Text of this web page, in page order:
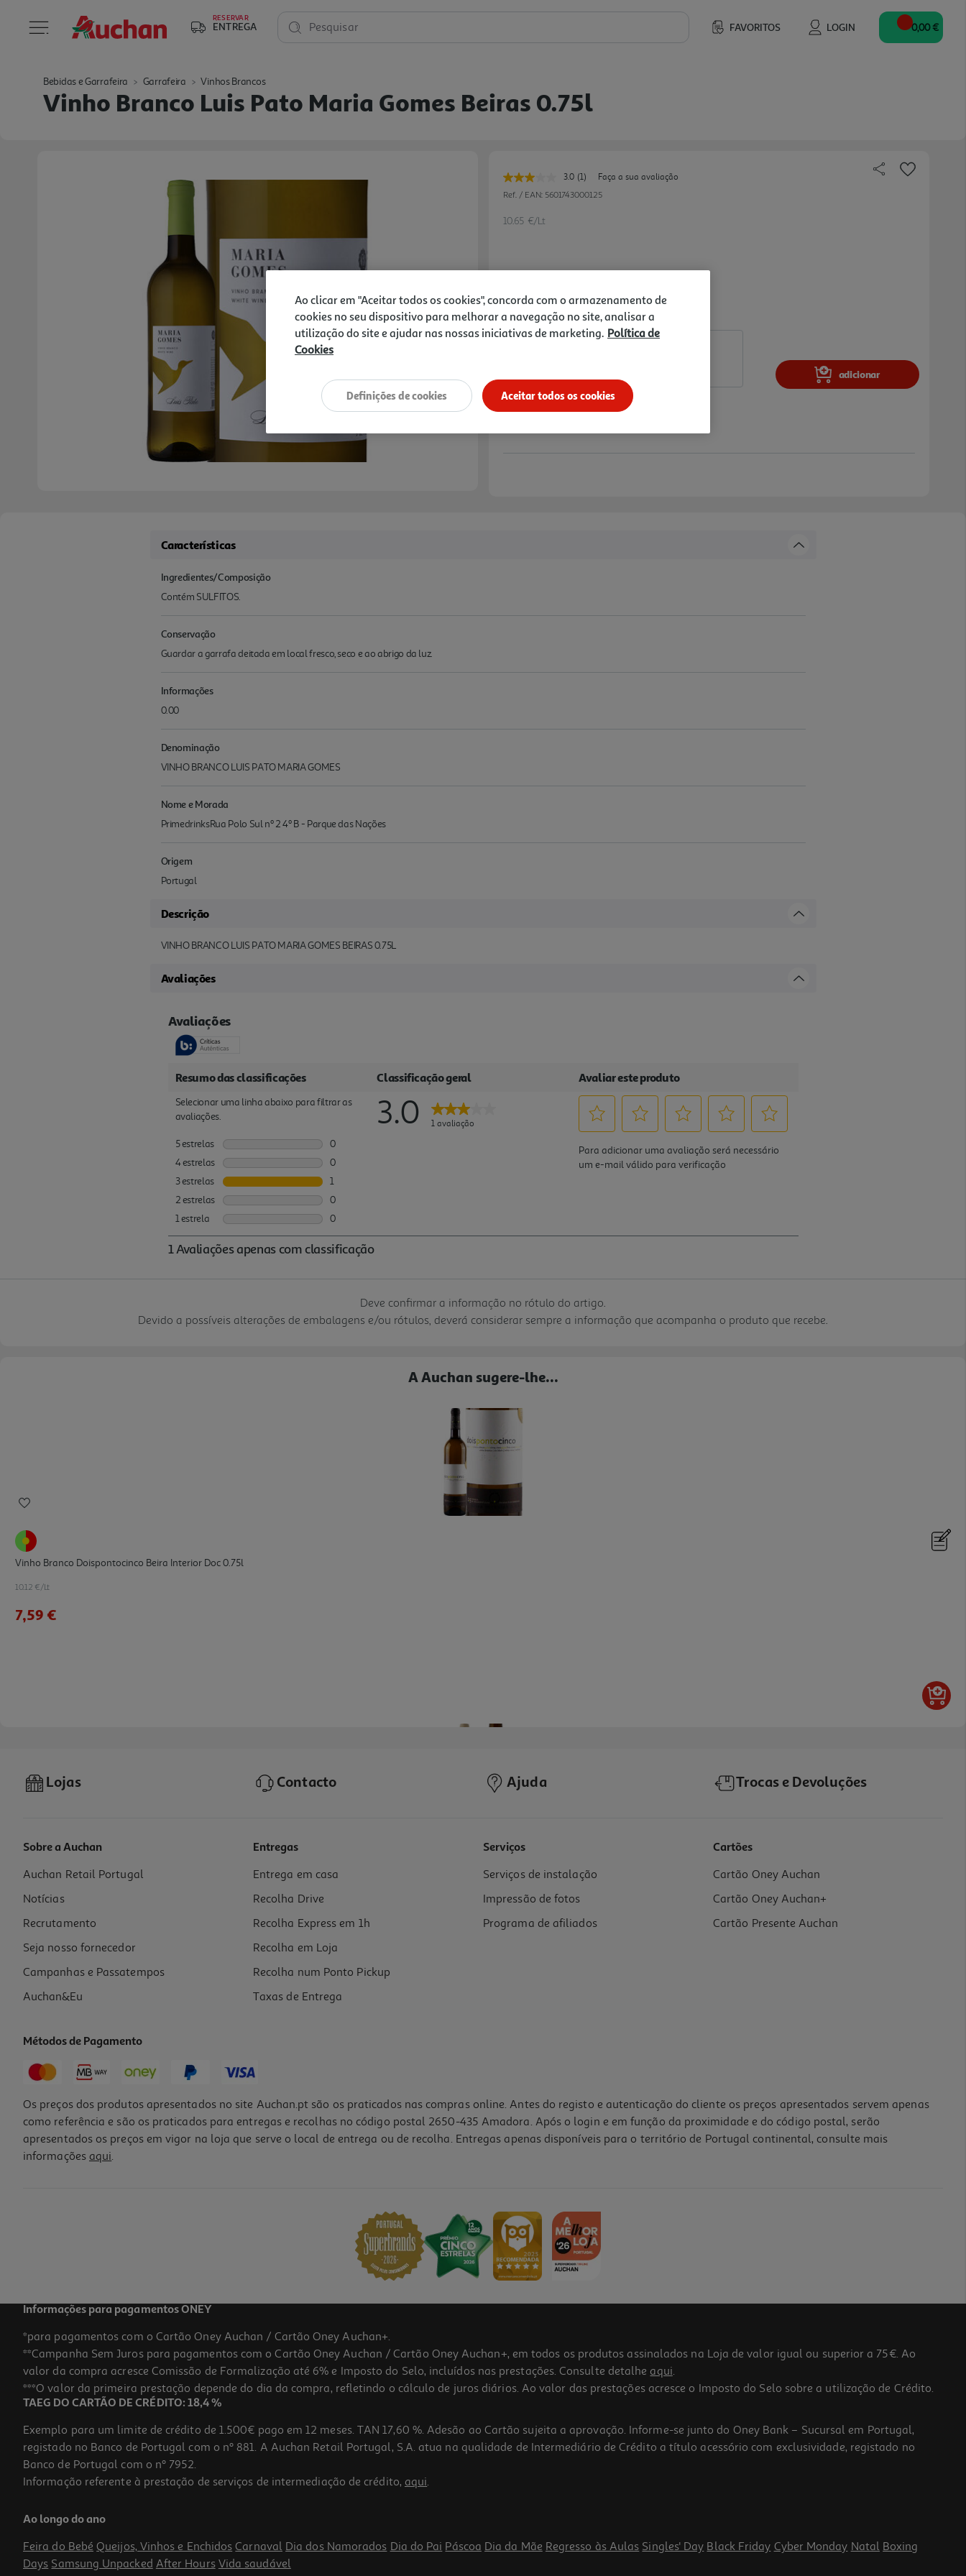
RESERVAR
ENTREGA FAVORITOS LOGIN
Pesquisar 0,00 €
Bebidas e Garrafeira Garrafeira Vinhos Brancos
Vinho Branco Luis Pato Maria Gomes Beiras 0.75l
3.0 Leu
uma
(1)
Faça a sua avaliação
Ref. / EAN: 5601743000125
10.65 €/Lt
Notas de preparação
adicionar
Características
Ingredientes/Composição
Contém SULFITOS.
Conservação
Guardar a garrafa deitada em local fresco, seco e ao abrigo da luz.
Informações
0.00
Denominação
VINHO BRANCO LUIS PATO MARIA GOMES
Nome e Morada
PrimedrinksRua Polo Sul nº 2 4º B - Parque das Nações
Origem
Portugal
Descrição
VINHO BRANCO LUIS PATO MARIA GOMES BEIRAS 0.75L
Avaliações
Deve confirmar a informação no rótulo do artigo.
Devido a possíveis alterações de embalagens e/ou rótulos, deverá considerar sempre a informação que acompanha o produto que recebe.
A Auchan sugere-lhe...
Vinho Branco Doispontocinco Beira Interior Doc 0.75l
10.12 €/Lt
7,59 €
Vinho Branco Luis Pato Vinhas Velhas 0.75l
14.65 €/Lt
10,99 €
Lojas Contacto Ajuda Trocas e Devoluções
Sobre a Auchan
Auchan Retail Portugal
Notícias
Recrutamento
Seja nosso fornecedor
Campanhas e Passatempos
Auchan&Eu
Entregas
Entrega em casa
Recolha Drive
Recolha Express em 1h
Recolha em Loja
Recolha num Ponto Pickup
Taxas de Entrega
Serviços
Serviços de instalação
Impressão de fotos
Programa de afiliados
Cartões
Cartão Oney Auchan
Cartão Oney Auchan+
Cartão Presente Auchan
Métodos de Pagamento
Os preços dos produtos apresentados no site Auchan.pt são os praticados nas compras online. Antes do registo e autenticação do cliente os preços apresentados servem apenas
como referência e são os praticados para entregas e recolhas no código postal 2650-435 Amadora. Após o login e em função da proximidade e do código postal, serão
apresentados os preços em vigor na loja que serve o local de entrega ou de recolha. Entregas apenas disponíveis para o território de Portugal continental, consulte mais
informações aqui.
Informações para pagamentos ONEY
*para pagamentos com o Cartão Oney Auchan / Cartão Oney Auchan+.
**Campanha Sem Juros para pagamentos com o Cartão Oney Auchan / Cartão Oney Auchan+, em todos os produtos assinalados na Loja de valor igual ou superior a 75€. Ao
valor da compra acresce Comissão de Formalização até 6% e Imposto do Selo, incluídos nas prestações. Consulte detalhe aqui.
***O valor da primeira prestação depende do dia da compra, refletindo o cálculo de juros diários. Ao valor das prestações acresce o Imposto do Selo sobre a utilização de Crédito.
TAEG DO CARTÃO DE CRÉDITO: 18,4 %
Exemplo para um limite de crédito de 1.500€ pago em 12 meses. TAN 17,60 %. Adesão ao Cartão sujeita a aprovação. Informe-se junto do Oney Bank – Sucursal em Portugal,
registado no Banco de Portugal com o nº 881. A Auchan Retail Portugal, S.A. atua na qualidade de Intermediário de Crédito a título acessório com exclusividade, registado no
Banco de Portugal com o nº 7952.
Informação referente à prestação de serviços de intermediação de crédito, aqui.
Ao longo do ano
Feira do Bebé Queijos, Vinhos e Enchidos Carnaval Dia dos Namorados Dia do Pai Páscoa Dia da Mãe Regresso às Aulas Singles' Day Black Friday Cyber Monday Natal Boxing
Days Samsung Unpacked After Hours Vida saudável
Ao clicar em "Aceitar todos os cookies", concorda com o armazenamento de
cookies no seu dispositivo para melhorar a navegação no site, analisar a
utilização do site e ajudar nas nossas iniciativas de marketing. Política de
Cookies
Aceitar todos os cookies
Definições de cookies